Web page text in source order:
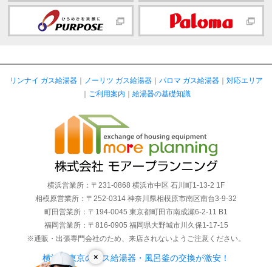
×
リンナイ ガス給湯器｜ ノーリツ ガス給湯器｜ パロマ ガス給湯器｜ 対応エリア
｜ ご利用案内 ｜ 給湯器の基礎知識
横浜営業所：〒231-0868 横浜市中区 石川町1-13-2 1F
相模原営業所：〒252-0314 神奈川県相模原市南区南台3-9-32
町田営業所：〒194-0045 東京都町田市南成瀬6-2-11 B1
福岡営業所：〒816-0905 福岡県大野城市川久保1-17-15
※通販・出張専門会社のため、来店されないようご注意ください。
横浜・東京のガス給湯器・風呂釜の交換が激安！